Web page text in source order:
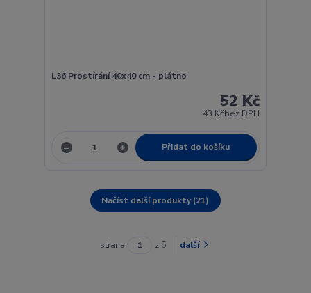
L36 Prostírání 40x40 cm - plátno
52 Kč
43 Kčbez DPH
Přidat do košíku
Načíst další produkty (21)
strana z 5 další